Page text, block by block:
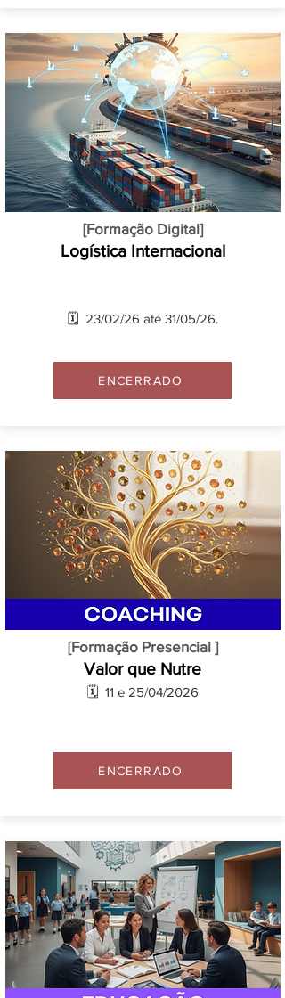
[Formação Digital]
Logística Internacional
🗓️ 23/02/26 até 31/05/26.
ENCERRADO
[Formação Presencial ]
Valor que Nutre
🗓️ 11 e 25/04/2026
ENCERRADO